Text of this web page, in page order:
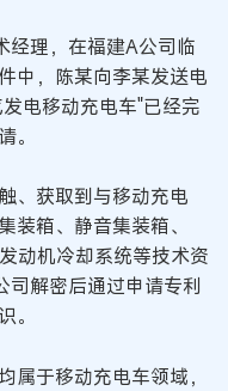
经理，在福建A公司临
中，陈某向李某发送电
电移动充电车"已经完
。
、获取到与移动充电
装箱、静音集装箱、
动机冷却系统等技术资
司解密后通过申请专利
。
属于移动充电车领域，